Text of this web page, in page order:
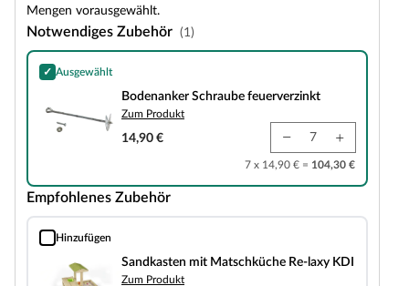
Mengen vorausgewählt.
Notwendiges Zubehör (1)
✓ Ausgewählt
Bodenanker Schraube feuerverzinkt
Bodenanker Schraube feuerverzinkt
Zum Produkt
14,90 €
7 x 14,90 € = 104,30 €
Empfohlenes Zubehör
Hinzufügen
Sandkasten mit Matschküche Re-laxy KDI
Sandkasten mit Matschküche Re-laxy KDI
Zum Produkt